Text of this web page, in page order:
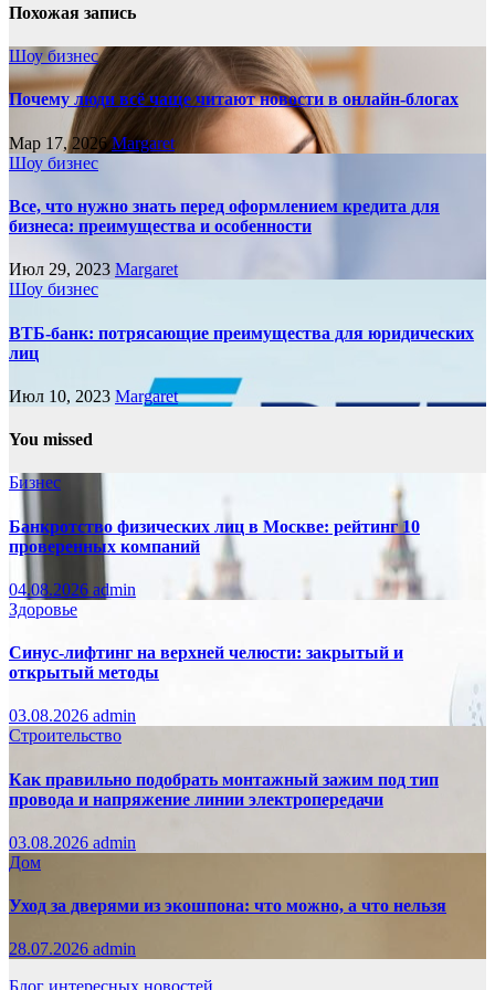
Похожая запись
Шоу бизнес
Почему люди всё чаще читают новости в онлайн-блогах
Мар 17, 2026Margaret
Шоу бизнес
Все, что нужно знать перед оформлением кредита для
бизнеса: преимущества и особенности
Июл 29, 2023 Margaret
Шоу бизнес
ВТБ-банк: потрясающие преимущества для юридических
лиц
Июл 10, 2023 Margaret
You missed
Бизнес
Банкротство физических лиц в Москве: рейтинг 10
проверенных компаний
04.08.2026 admin
Здоровье
Синус-лифтинг на верхней челюсти: закрытый и
открытый методы
03.08.2026 admin
Строительство
Как правильно подобрать монтажный зажим под тип
провода и напряжение линии электропередачи
03.08.2026 admin
Дом
Уход за дверями из экошпона: что можно, а что нельзя
28.07.2026 admin